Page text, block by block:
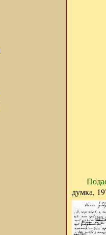
думка,